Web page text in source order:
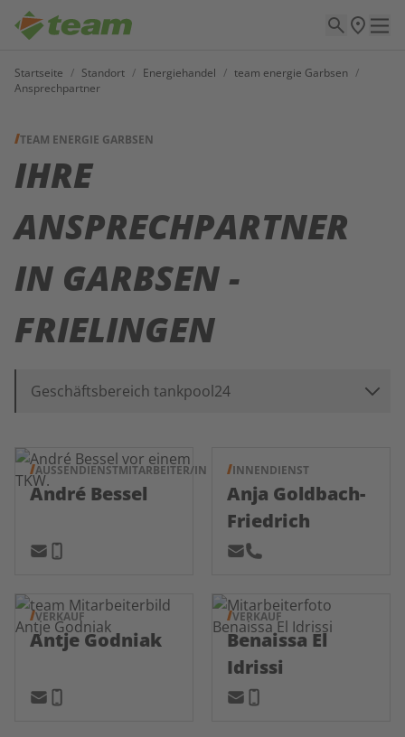
Startseite / Standort / Energiehandel / team energie Garbsen /
Ansprechpartner
TEAM ENERGIE GARBSEN
IHRE
ANSPRECHPARTNER
IN GARBSEN -
FRIELINGEN
Geschäftsbereich tankpool24
AUSSENDIENSTMITARBEITER/IN
André Bessel
INNENDIENST
Anja Goldbach-
Friedrich
VERKAUF
Antje Godniak
VERKAUF
Benaissa El
Idrissi